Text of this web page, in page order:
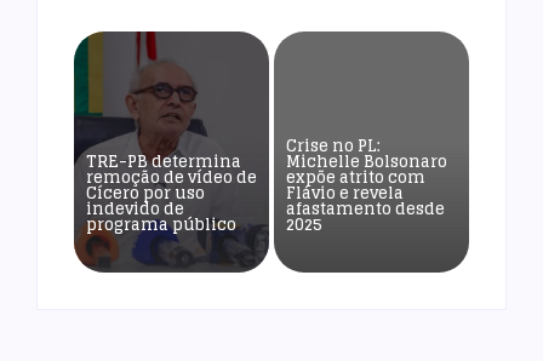
TRE-PB determina
remoção de vídeo de
Cícero por uso
indevido de
programa público
Crise no PL:
Michelle Bolsonaro
expõe atrito com
Flávio e revela
afastamento desde
2025